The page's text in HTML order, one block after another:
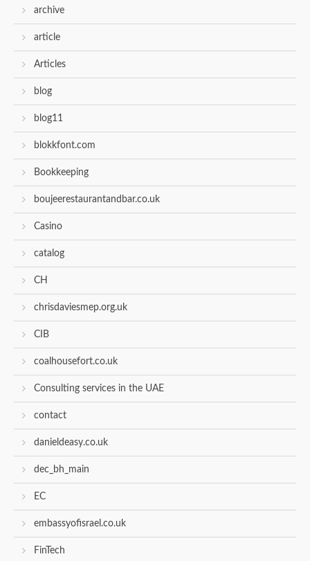
archive
article
Articles
blog
blog11
blokkfont.com
Bookkeeping
boujeerestaurantandbar.co.uk
Casino
catalog
CH
chrisdaviesmep.org.uk
CIB
coalhousefort.co.uk
Consulting services in the UAE
contact
danieldeasy.co.uk
dec_bh_main
EC
embassyofisrael.co.uk
FinTech